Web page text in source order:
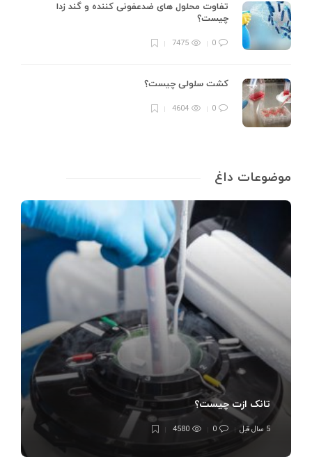
تفاوت محلول های ضدعفونی کننده و گند زدا
چیست؟
0
7475
کشت سلولی چیست؟
0
4604
موضوعات داغ
تانک ازت چیست؟
5 سال قبل 0
4580